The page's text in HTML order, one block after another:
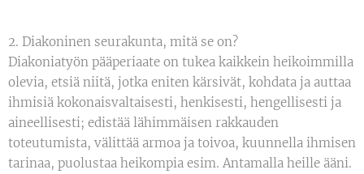
2. Diakoninen seurakunta, mitä se on?
Diakoniatyön pääperiaate on tukea kaikkein heikoimmilla
olevia, etsiä niitä, jotka eniten kärsivät, kohdata ja auttaa
ihmisiä kokonaisvaltaisesti, henkisesti, hengellisesti ja
aineellisesti; edistää lähimmäisen rakkauden
toteutumista, välittää armoa ja toivoa, kuunnella ihmisen
tarinaa, puolustaa heikompia esim. Antamalla heille ääni.